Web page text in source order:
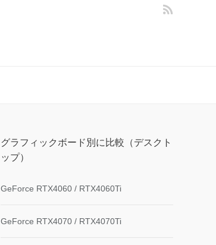
グラフィックボード別に比較（デスクト
ップ）
GeForce RTX4060 / RTX4060Ti
GeForce RTX4070 / RTX4070Ti